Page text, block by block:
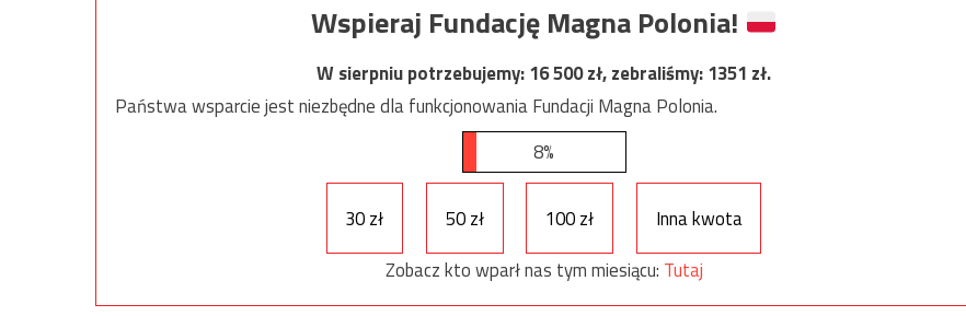
Wspieraj Fundację Magna Polonia!
W sierpniu potrzebujemy:16 500zł, zebraliśmy:1351 zł.
Państwa wsparcie jest niezbędne dla funkcjonowania Fundacji Magna Polonia.
8%
30 zł 50 zł 100 zł
Inna kwota
Zobacz kto wparł nas tym miesiącu: Tutaj